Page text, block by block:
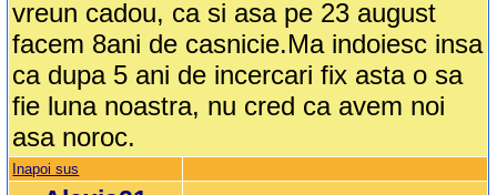
vreun cadou, ca si asa pe 23 august
facem 8ani de casnicie.Ma indoiesc insa
ca dupa 5 ani de incercari fix asta o sa
fie luna noastra, nu cred ca avem noi
asa noroc.
Inapoi sus